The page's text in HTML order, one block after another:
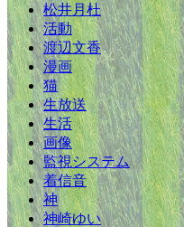
松井月杜
活動
渡辺文香
漫画
猫
生放送
生活
画像
監視システム
着信音
神
神崎ゆい